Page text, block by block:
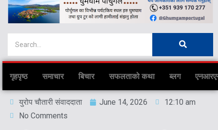
गृहपृष्ठ समाचार बिचार सफलताको कथा ब्लग
युरोप चौतारी संवाददाता June 14, 2026
12:10 am
No Comments